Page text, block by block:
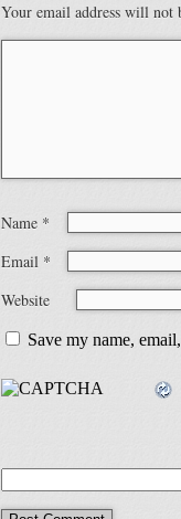
Your email address will not
Name *
Email *
Website
Save my name,